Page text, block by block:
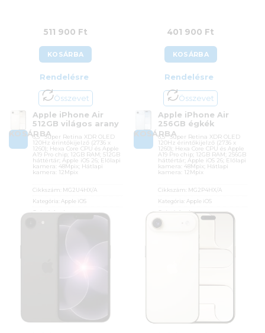
511 900 Ft
KOSÁRBA
Rendelésre
Összevet
KOSÁRBA
Apple iPhone Air
512GB világos arany
6,5″ Super Retina XDR OLED
120Hz érintőkijelző (2736 x
1260); Hexa Core CPU és Apple
A19 Pro chip; 12GB RAM; 512GB
háttértár; Apple iOS 26; Előlapi
kamera: 48Mpix; Hátlapi
kamera: 12Mpix
Cikkszám: MG2U4HX/A
Kategória:Apple iOS
Gyártó:Apple
401 900 Ft
KOSÁRBA
Rendelésre
Összevet
KOSÁRBA
Apple iPhone Air
256GB égkék
6,5″ Super Retina XDR OLED
120Hz érintőkijelző (2736 x
1260); Hexa Core CPU és Apple
A19 Pro chip; 12GB RAM; 256GB
háttértár; Apple iOS 26; Előlapi
kamera: 48Mpix; Hátlapi
kamera: 12Mpix
Cikkszám: MG2P4HX/A
Kategória: Apple iOS
Gyártó:
Apple